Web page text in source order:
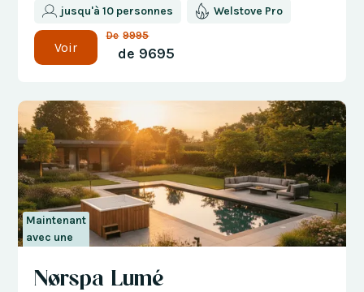
jusqu'à 10 personnes Welstove Pro
Voir
De 9995
de 9695
Maintenant
avec une
de 300 €
Nørspa Lumé